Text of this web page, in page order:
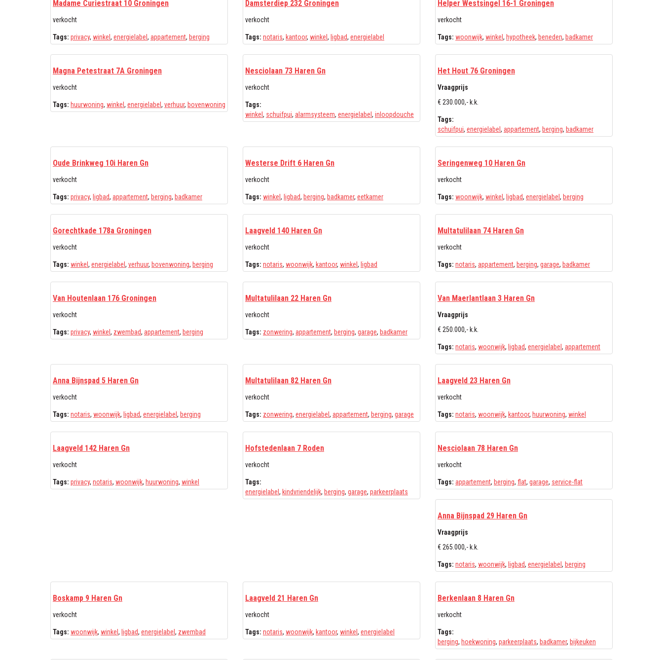
Madame Curiestraat 10 Groningen
verkocht
Tags: privacy, winkel , energielabel , appartement, berging
Damsterdiep 232 Groningen
verkocht
Tags: notaris, kantoor, winkel , ligbad, energielabel
Helper Westsingel 16-1 Groningen
verkocht
Tags: woonwijk, winkel , hypotheek, beneden, badkamer
Magna Petestraat 7A Groningen
verkocht
Tags: huurwoning, winkel , energielabel , verhuur, bovenwoning
Nesciolaan 73 Haren Gn
verkocht
Tags:
winkel , schuifpui, alarmsysteem, energielabel , inloopdouche
Het Hout 76 Groningen
Vraagprijs
€ 230.000,- k.k.
Tags:
schuifpui, energielabel , appartement, berging, badkamer
Oude Brinkweg 10i Haren Gn
verkocht
Tags: privacy, ligbad, appartement, berging, badkamer
Westerse Drift 6 Haren Gn
verkocht
Tags: winkel , ligbad, berging, badkamer, eetkamer
Seringenweg 10 Haren Gn
verkocht
Tags: woonwijk, winkel , ligbad, energielabel , berging
Gorechtkade 178a Groningen
verkocht
Tags: winkel , energielabel , verhuur, bovenwoning, berging
Laagveld 140 Haren Gn
verkocht
Tags: notaris, woonwijk, kantoor, winkel , ligbad
Multatulilaan 74 Haren Gn
verkocht
Tags: notaris, appartement, berging, garage, badkamer
Van Houtenlaan 176 Groningen
verkocht
Tags: privacy, winkel , zwembad, appartement, berging
Multatulilaan 22 Haren Gn
verkocht
Tags: zonwering, appartement, berging, garage, badkamer
Van Maerlantlaan 3 Haren Gn
Vraagprijs
€ 250.000,- k.k.
Tags: notaris, woonwijk, ligbad, energielabel , appartement
Anna Bijnspad 5 Haren Gn
verkocht
Tags: notaris, woonwijk, ligbad, energielabel , berging
Multatulilaan 82 Haren Gn
verkocht
Tags: zonwering, energielabel , appartement, berging, garage
Laagveld 23 Haren Gn
verkocht
Tags: notaris, woonwijk, kantoor, huurwoning, winkel
Laagveld 142 Haren Gn
verkocht
Tags: privacy, notaris, woonwijk, huurwoning, winkel
Hofstedenlaan 7 Roden
verkocht
Tags:
energielabel , kindvriendelijk, berging, garage, parkeerplaats
Nesciolaan 78 Haren Gn
verkocht
Tags: appartement, berging, flat, garage, service-flat
Anna Bijnspad 29 Haren Gn
Vraagprijs
€ 265.000,- k.k.
Tags: notaris, woonwijk, ligbad, energielabel , berging
Boskamp 9 Haren Gn
verkocht
Tags: woonwijk, winkel , ligbad, energielabel , zwembad
Laagveld 21 Haren Gn
verkocht
Tags: notaris, woonwijk, kantoor, winkel , energielabel
Berkenlaan 8 Haren Gn
verkocht
Tags:
berging, hoekwoning, parkeerplaats, badkamer, bijkeuken